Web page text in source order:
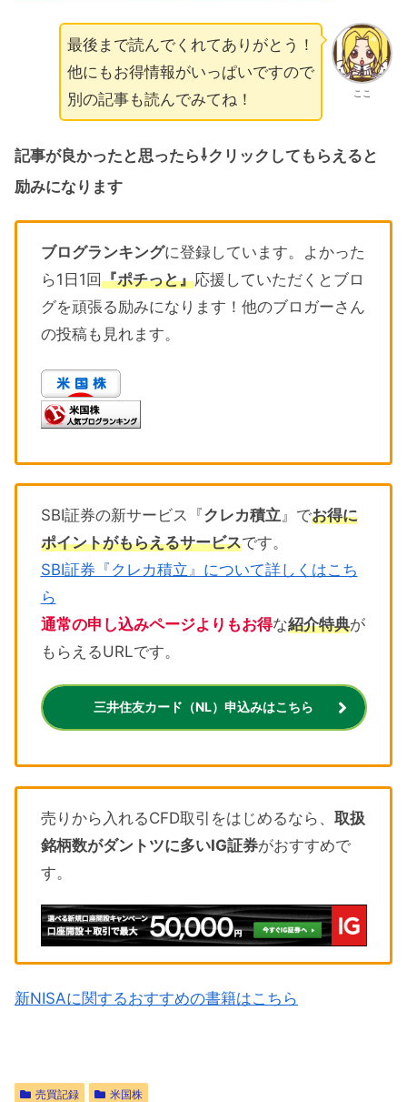
ここ
最後まで読んでくれてありがとう！
他にもお得情報がいっぱいですので
別の記事も読んでみてね！
記事が良かったと思ったら⇩クリックしてもらえると
励みになります
ブログランキングに登録しています。よかった
ら1日1回『ポチっと』応援していただくとブロ
グを頑張る励みになります！他のブロガーさん
の投稿も見れます。
SBI証券の新サービス『クレカ積立』でお得に
ポイントがもらえるサービスです。
SBI証券『クレカ積立』について詳しくはこち
ら
通常の申し込みページよりもお得な紹介特典が
もらえるURLです。
三井住友カード（NL）申込みはこちら
売りから入れるCFD取引をはじめるなら、 取扱
銘柄数がダントツに多いIG証券がおすすめで
す。
新NISAに関するおすすめの書籍はこちら
売買記録 米国株